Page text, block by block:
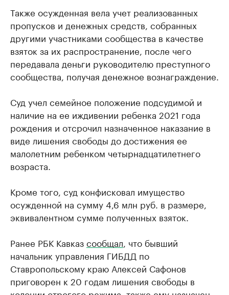
Также осужденная вела учет реализованных
пропусков и денежных средств, собранных
другими участниками сообщества в качестве
взяток за их распространение, после чего
передавала деньги руководителю преступного
сообщества, получая денежное вознаграждение.
Суд учел семейное положение подсудимой и
наличие на ее иждивении ребенка 2021 года
рождения и отсрочил назначенное наказание в
виде лишения свободы до достижения ее
малолетним ребенком четырнадцатилетнего
возраста.
Кроме того, суд конфисковал имущество
осужденной на сумму 4,6 млн руб. в размере,
эквивалентном сумме полученных взяток.
Ранее РБК Кавказсообщал , что бывший
начальник управления ГИБДД по
Ставропольскому краю Алексей Сафонов
приговорен к 20 годам лишения свободы в